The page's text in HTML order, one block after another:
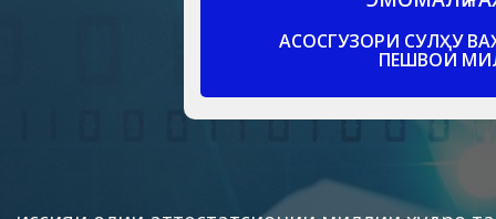
АСОСГУЗОРИ СУЛҲУ
ПЕШВОИ